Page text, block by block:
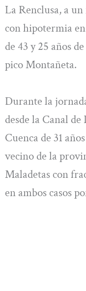
La Renclusa, a
con hipotermia
de 43 y 25 años
pico Montañeta.
Durante la
desde la Canal
Cuenca de 31
vecino de la
Maladetas con
en ambos casos